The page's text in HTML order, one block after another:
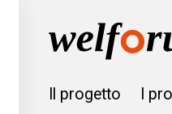
Il progetto I